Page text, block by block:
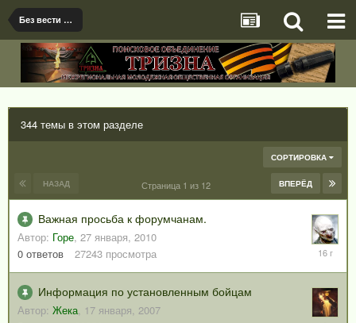
Без вести пропавшие и погибшие солдаты и офицеры Советской армии
344 темы в этом разделе
СОРТИРОВКА
НАЗАД ВПЕРЁД
Страница 1 из 12
Важная просьба к форумчанам.
Автор: Горе, 27 января, 2010
0 ответов 27243 просмотра
27
2010
Информация по установленным бойцам
Автор: Жека, 17 января, 2007